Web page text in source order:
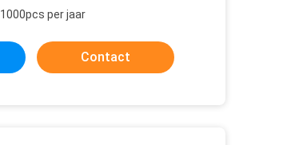
1000pcs per jaar
Contact